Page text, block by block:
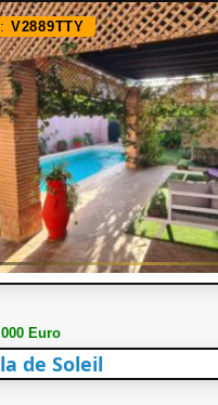
V2889TTY
Euro
de Soleil